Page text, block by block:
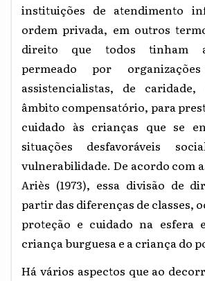
instituições de atendimento
ordem privada, em outros
direito que todos tinham
permeado por
assistencialistas, de
âmbito compensatório, para
cuidado às crianças que se
situações desfavoráveis
vulnerabilidade. De acordo com
Ariès (1973), essa divisão de
partir das diferenças de classes,
proteção e cuidado na esfera
criança burguesa e a criança do
Há vários aspectos que ao